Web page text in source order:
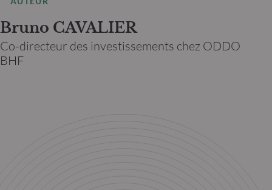
Bruno CAVALIER
Co-directeur des investissements chez ODDO
BHF